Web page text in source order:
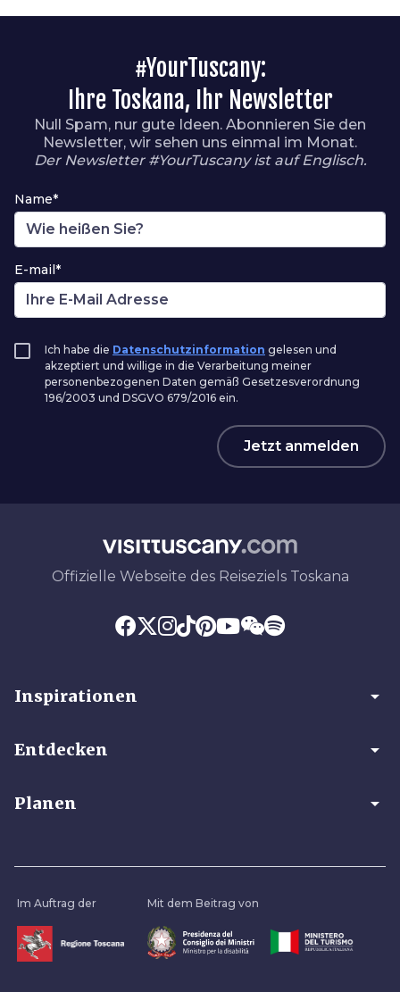
#YourTuscany:
Ihre Toskana, Ihr Newsletter
Null Spam, nur gute Ideen. Abonnieren Sie den
Newsletter, wir sehen uns einmal im Monat.
Der Newsletter #YourTuscany ist auf Englisch.
Name*
E-mail*
Ich habe die Datenschutzinformation gelesen und
akzeptiert und willige in die Verarbeitung meiner
personenbezogenen Daten gemäß Gesetzesverordnung
196/2003 und DSGVO 679/2016 ein.
Jetzt anmelden
Offizielle Webseite des Reiseziels Toskana
Inspirationen arrow_drop_down
Entdecken arrow_drop_down
Planen arrow_drop_down
Im Auftrag der Mit dem Beitrag von